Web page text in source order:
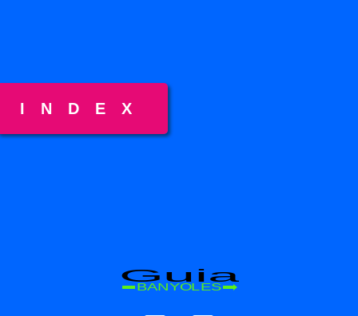
Guia
BANYOLES
INDEX